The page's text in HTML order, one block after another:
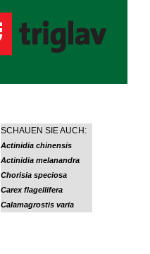
SCHAUEN SIE AUCH:
Actinidia chinensis
Actinidia melanandra
Chorisia speciosa
Carex flagellifera
Calamagrostis varia